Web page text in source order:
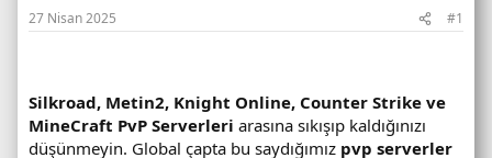
27 Nisan 2025 #1
Silkroad, Metin2, Knight Online, Counter Strike ve
MineCraft PvP Serverleri arasına sıkışıp kaldığınızı
düşünmeyin. Global çapta bu saydığımız pvp serverler